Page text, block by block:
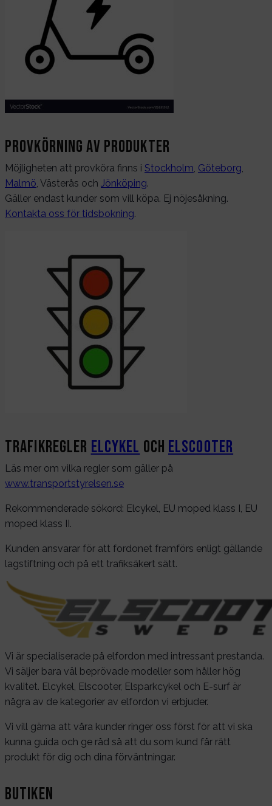
Provkörning av produkter
Möjligheten att provköra finns i Stockholm, Göteborg,
Malmö, Västerås och Jönköping.
Gäller endast kunder som vill köpa. Ej nöjesåkning.
Kontakta oss för tidsbokning.
Trafikregler Elcykel och Elscooter
Läs mer om vilka regler som gäller på
www.transportstyrelsen.se
Rekommenderade sökord: Elcykel, EU moped klass I, EU
moped klass II.
Kunden ansvarar för att fordonet framförs enligt gällande
lagstiftning och på ett trafiksäkert sätt.
Vi är specialiserade på elfordon med intressant prestanda.
Vi säljer bara väl beprövade modeller som håller hög
kvalitet. Elcykel, Elscooter, Elsparkcykel och E-surf är
några av de kategorier av elfordon vi erbjuder.
Vi vill gärna att våra kunder ringer oss först för att vi ska
kunna guida och ge råd så att du som kund får rätt
produkt för dig och dina förväntningar.
Butiken